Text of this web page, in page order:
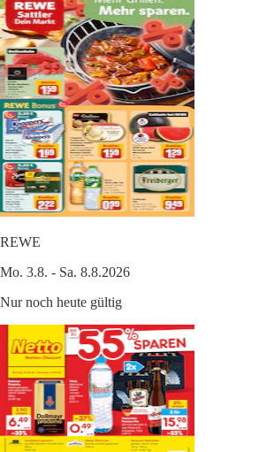
REWE
Mo. 3.8. - Sa. 8.8.2026
Nur noch heute gültig